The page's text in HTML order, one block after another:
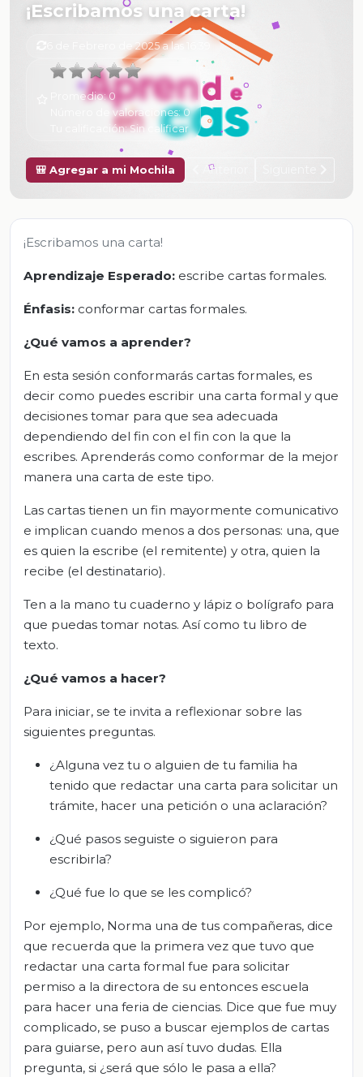
¡Escribamos una carta!
6 de Febrero de 2025 a las 16:39
Promedio:0
Número de valoraciones:0
Tu calificación:Sin calificar
🎒 Agregar a mi Mochila Anterior
¡Escribamos una carta!
Aprendizaje Esperado: escribe cartas formales.
Énfasis: conformar cartas formales.
¿Qué vamos a aprender?
En esta sesión conformarás cartas formales, es
decir como puedes escribir una carta formal y que
decisiones tomar para que sea adecuada
dependiendo del fin con el fin con la que la
escribes. Aprenderás como conformar de la mejor
manera una carta de este tipo.
Las cartas tienen un fin mayormente comunicativo
e implican cuando menos a dos personas: una, que
es quien la escribe (el remitente) y otra, quien la
recibe (el destinatario).
Ten a la mano tu cuaderno y lápiz o bolígrafo para
que puedas tomar notas. Así como tu libro de
texto.
¿Qué vamos a hacer?
Para iniciar, se te invita a reflexionar sobre las
siguientes preguntas.
¿Alguna vez tu o alguien de tu familia ha
tenido que redactar una carta para solicitar un
trámite, hacer una petición o una aclaración?
¿Qué pasos seguiste o siguieron para
escribirla?
¿Qué fue lo que se les complicó?
Por ejemplo, Norma una de tus compañeras, dice
que recuerda que la primera vez que tuvo que
redactar una carta formal fue para solicitar
permiso a la directora de su entonces escuela
para hacer una feria de ciencias. Dice que fue muy
complicado, se puso a buscar ejemplos de cartas
para guiarse, pero aun así tuvo dudas. Ella
pregunta, si ¿será que sólo le pasa a ella?